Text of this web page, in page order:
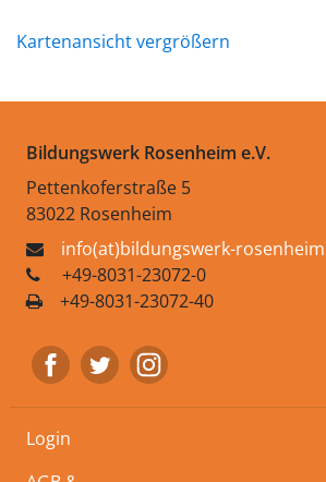
Kartenansicht vergrößern
Bildungswerk Rosenheim e.V.
Pettenkoferstraße 5
83022 Rosenheim
info(at)bildungswerk-
+49-8031-23072-0
+49-8031-23072-40
Login